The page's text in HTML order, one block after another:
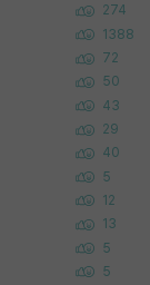
274
1388
72
50
43
29
40
5
12
13
5
5